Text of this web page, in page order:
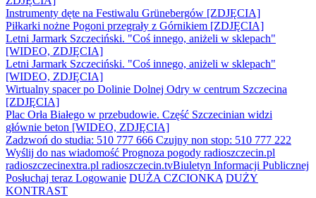
Instrumenty dęte na Festiwalu Grünebergów [ZDJĘCIA]
Piłkarki nożne Pogoni przegrały z Górnikiem [ZDJĘCIA]
Letni Jarmark Szczeciński. "Coś innego, aniżeli w sklepach"
[WIDEO, ZDJĘCIA]
Letni Jarmark Szczeciński. "Coś innego, aniżeli w sklepach"
[WIDEO, ZDJĘCIA]
Wirtualny spacer po Dolinie Dolnej Odry w centrum Szczecina
[ZDJĘCIA]
Plac Orła Białego w przebudowie. Część Szczecinian widzi
głównie beton [WIDEO, ZDJĘCIA]
Zadzwoń do studia: 510 777 666 Czujny non stop: 510 777 222
Wyślij do nas wiadomość Prognoza pogody radioszczecin.pl
radioszczecinextra.pl radioszczecin.tvBiuletyn Informacji Publicznej
Posłuchaj teraz Logowanie DUŻA CZCIONKA DUŻY
KONTRAST